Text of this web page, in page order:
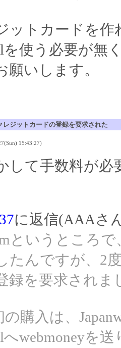
ットカードを
を使う必要が無
願いします。
レジットカードの登録を要求された
15:43:27)
して手数料が
に返信(AAAさ
というところ
たんですが、2
録を要求されま
の購入は、
へwebmoneyを